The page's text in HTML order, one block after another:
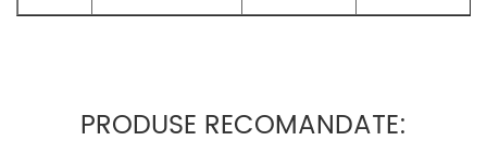
PRODUSE RECOMANDATE: